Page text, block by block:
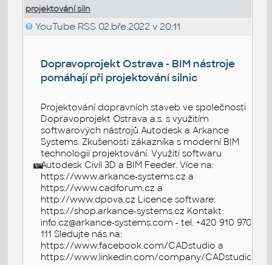
projektování siln
YouTube RSS 02.bře.2022 v 20:11
Dopravoprojekt Ostrava - BIM nástroje
pomáhají při projektování silnic
Projektování dopravních staveb ve společnosti
Dopravoprojekt Ostrava a.s. s využitím
softwarových nástrojů Autodesk a Arkance
Systems. Zkušenosti zákazníka s moderní BIM
technologií projektování. Využití softwaru
Autodesk Civil 3D a BIM Feeder. Více na:
https://www.arkance-systems.cz a
https://www.cadforum.cz a
http://www.dpova.cz Licence software:
https://shop.arkance-systems.cz Kontakt:
info.cz@arkance-systems.com - tel. +420 910 970
111 Sledujte nás na:
https://www.facebook.com/CADstudio a
https://www.linkedin.com/company/CADstudio